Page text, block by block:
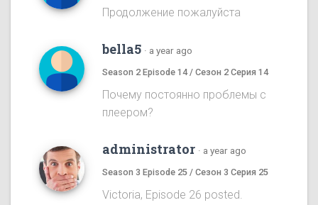
Продолжение пожалуйста
bella5 · a year ago
Season 2 Episode 14 / Сезон 2 Серия 14
Почему постоянно проблемы с
плеером?
administrator · a year ago
Season 3 Episode 25 / Сезон 3 Серия 25
Victoria, Episode 26 posted.